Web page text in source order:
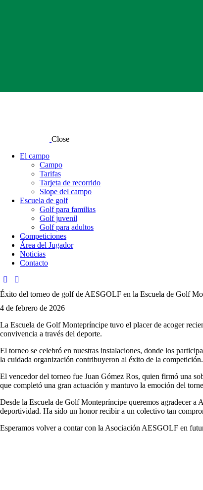
Close
El campo
Campo
Tarifas
Tarjeta de recorrido
Slope del campo
Escuela de golf
Golf para familias
Golf juvenil
Golf para adultos
Competiciones
Área del Jugador
Noticias
Contacto
Éxito del torneo de golf de AESGOLF en la Escuela de Golf
4 de febrero de 2026
La Escuela de Golf Montepríncipe tuvo el placer de acoger
convivencia a través del deporte.
El torneo se celebró en nuestras instalaciones, donde los
la cuidada organización contribuyeron al éxito de la competición.
El vencedor del torneo fue Juan Gómez Ros, quien firmó una
que completó una gran actuación y mantuvo la emoción del
Desde la Escuela de Golf Montepríncipe queremos agradecer
deportividad. Ha sido un honor recibir a un colectivo tan
Esperamos volver a contar con la Asociación AESGOLF en